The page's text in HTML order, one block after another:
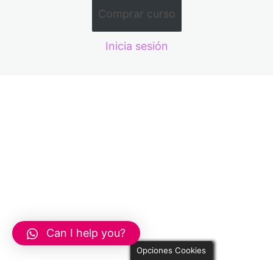
5 lecciones, 4 cuestionarios
Semana 4 IMPACT COURSE
Comprar curso
Inicia sesión
Can I help you?
Opciones Cookies